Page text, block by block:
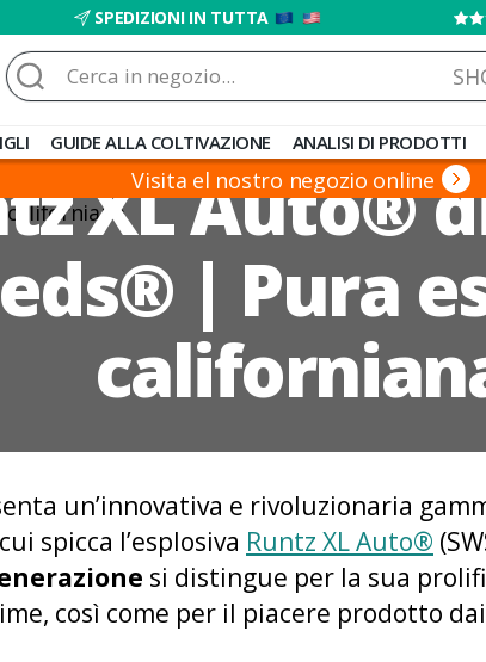
SPEDIZIONI IN TUTTA
Cerca:
GUIDE ALLA COLTIVAZIONE ANALISI DI PRODOTTI
Visita el nostro negozio online
XL Auto®
| Pura
un’innovativa e rivoluzionaria
spicca l’esplosiva Runtz XL Auto®
si distingue per la sua
così come per il piacere prodotto